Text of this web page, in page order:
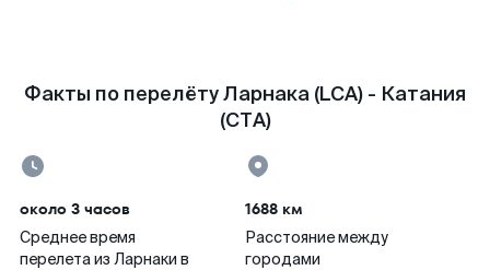
Факты по перелёту Ларнака (LCA) - Катания
(CTA)
около 3 часов
Среднее время
перелета из Ларнаки в
1688 км
Расстояние между
городами